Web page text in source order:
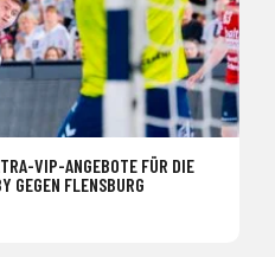
VIP-ANGEBOTE FÜR DIE
GEGEN FLENSBURG